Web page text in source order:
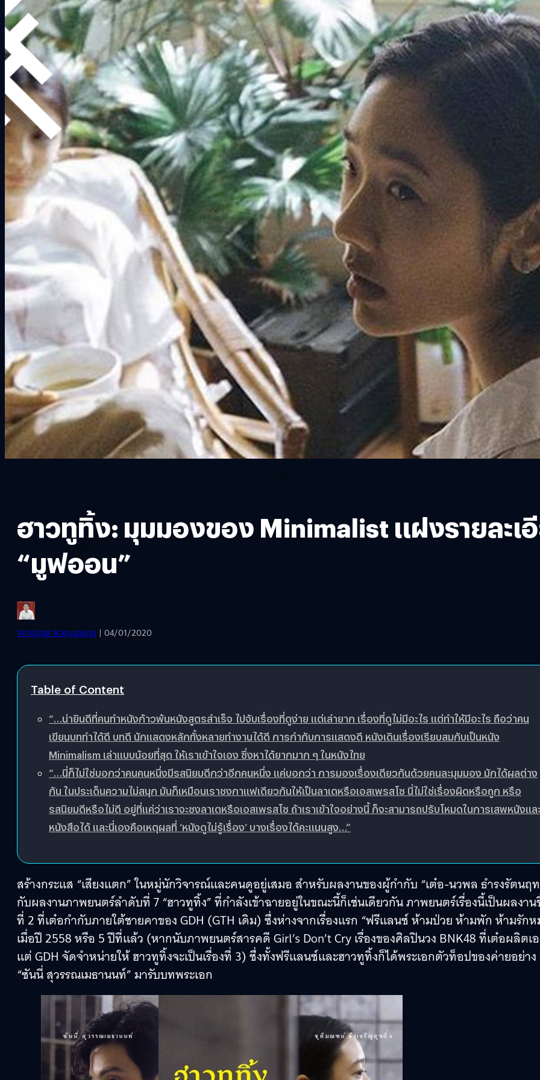
ฮาวทูทิ้ง: มุมมองของ Minimalist แฝงรายละเ
“มูฟออน”
Vinijphat Kanyapong | 04/01/2020
Table of Content
“…น่ายินดีที่คนทำหนังก้าวพ้นหนังสูตรสำเร็จ ไปจับเรื่องที่ดูง่าย แต่เล่ายาก เรื่องที่ดูไม่มีอะไร แต่ทำให้มีอะไร ถือว่าคน
เขียนบททำได้ดี บทดี นักแสดงหลักทั้งหลายทำงานได้ดี การกำกับการแสดงดี หนังเดินเรื่องเรียบสมกับเป็นหนัง
Minimalism เล่าแบบน้อยที่สุด ให้เราเข้าใจเอง ซึ่งหาได้ยากมาก ๆ ในหนังไทย
“…นี่ก็ไม่ใช่บอกว่าคนคนหนึ่งมีรสนิยมดีกว่าอีกคนหนึ่ง แค่บอกว่า การมองเรื่องเดียวกันด้วยคนละมุมมอง มักได้ผลต่าง
กัน ในประเด็นความไม่สนุก มันก็เหมือนเราชงกาแฟเดียวกันให้เป็นลาเตหรือเอสเพรสโซ นี่ไม่ใช่เรื่องผิดหรือถูก หรือ
รสนิยมดีหรือไม่ดี อยู่ที่แค่ว่าเราจะชงลาเตหรือเอสเพรสโซ ถ้าเราเข้าใจอย่างนี้ ก็จะสามารถปรับโหมดในการเสพหนังแล
หนังสือได้ และนี่เองคือเหตุผลที่ ‘หนังดูไม่รู้เรื่อง’ บางเรื่องได้คะแนนสูง…”
สร้างกระแส “เสียงแตก” ในหมู่นักวิจารณ์และคนดูอยู่เสมอ สำหรับผลงานของผู้กำกับ “เต๋อ-นวพล ธำรงรัตนฤ
กับผลงานภาพยนตร์ลำดับที่ 7 “ฮาวทูทิ้ง” ที่กำลังเข้าฉายอยู่ในขณะนี้ก็เช่นเดียวกัน ภาพยนตร์เรื่องนี้เป็นผลงา
ที่ 2 ที่เต๋อกำกับภายใต้ชายคาของ GDH (GTH เดิม) ซึ่งห่างจากเรื่องแรก “ฟรีแลนซ์ ห้ามป่วย ห้ามพัก ห้ามรัก
เมื่อปี 2558 หรือ 5 ปีที่แล้ว (หากนับภาพยนตร์สารคดี Girl’s Don’t Cry เรื่องของศิลปินวง BNK48 ที่เต๋อผลิตเ
แต่ GDH จัดจำหน่ายให้ ฮาวทูทิ้งจะเป็นเรื่องที่ 3) ซึ่งทั้งฟรีแลนซ์และฮาวทูทิ้งก็ได้พระเอกตัวท็อปของค่ายอย่าง
“ซันนี่ สุวรรณเมธานนท์” มารับบทพระเอก